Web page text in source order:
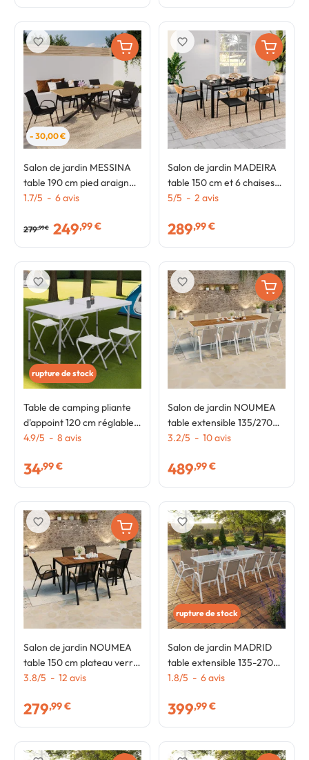
- 30,00 €
Salon de jardin MESSINA
table 190 cm pied araignée
plateau métal effet bois et
1.7/5 - 6avis
279,99 € 249,99 €
favorite_border
Salon de jardin MADEIRA
table 150 cm et 6 chaises
cordage et textilène noir et
5/5 - 2 avis
289,99 €
favorite_border
rupture de stock
Table de camping pliante
d'appoint 120 cm réglable
en hauteur et 4 tabourets
4.9/5 - 8 avis
34,99 €
favorite_border
Salon de jardin NOUMEA
table extensible 135/270
CM plateau verre trempé
empilables blanc et bois
3.2/5 - 10avis
489,99 €
favorite_border
Salon de jardin NOUMEA
table 150 cm plateau verre
trempé effet bois et 6
bois
3.8/5 - 12 avis
279,99 €
favorite_border
rupture de stock
Salon de jardin MADRID
table extensible 135-270
CM et 12 chaises
taupe
1.8/5 - 6avis
399,99 €
favorite_border